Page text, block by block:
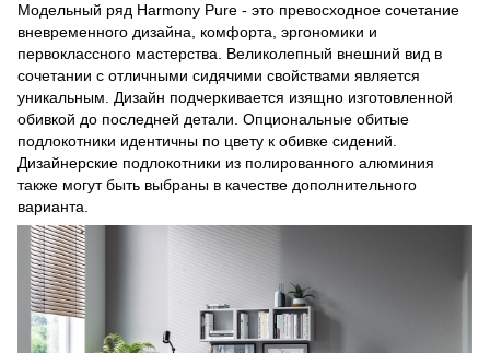
Модельный ряд Harmony Pure - это превосходное сочетание
вневременного дизайна, комфорта, эргономики и
первоклассного мастерства. Великолепный внешний вид в
сочетании с отличными сидячими свойствами является
уникальным. Дизайн подчеркивается изящно изготовленной
обивкой до последней детали. Опциональные обитые
подлокотники идентичны по цвету к обивке сидений.
Дизайнерские подлокотники из полированного алюминия
также могут быть выбраны в качестве дополнительного
варианта.